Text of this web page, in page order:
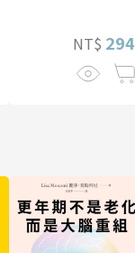
NT$ 294